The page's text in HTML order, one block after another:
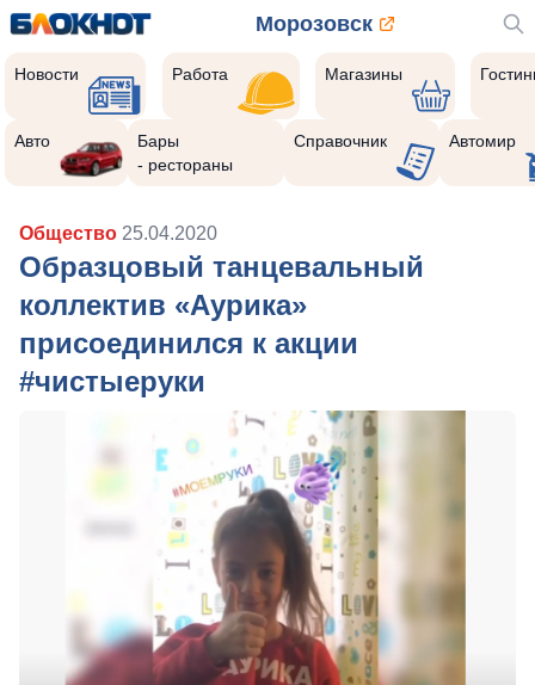
Морозовск
Новости Работа Магазины
Авто
Бары
- рестораны
Справочник Автомир
Общество 25.04.2020
Образцовый танцевальный
коллектив «Аурика»
присоединился к акции
#чистыеруки